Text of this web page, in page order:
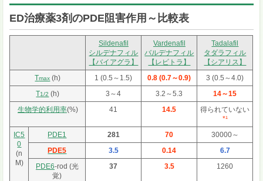
ED治療薬3剤のPDE阻害作用～比較表
Sildenafil
シルデナフィル
【バイアグラ】
Vardenafil
バルデナフィル
【レビトラ】
Tadalafil
タダラフィル
【シアリス】
Tmax (h) 1 (0.5～1.5) 0.8 (0.7～0.9)
3 (0.5～4.0)
T1/2 (h) 3～4 3.2～5.3
14～15
生物学的利用率(%) 41 14.5
得られていない
*¹
IC5
0
(n
M)
PDE1 281 70
30000～
PDE5
3.5 0.14
6.7
PDE6-rod (光
覚)
37 3.5 1260